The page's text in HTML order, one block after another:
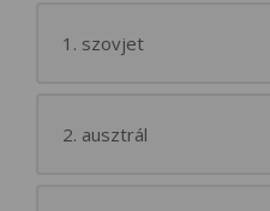
1. szovjet
2. ausztrál